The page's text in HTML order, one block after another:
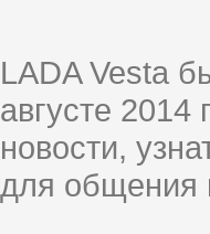
LADA Vesta
августе
новости,
для общения